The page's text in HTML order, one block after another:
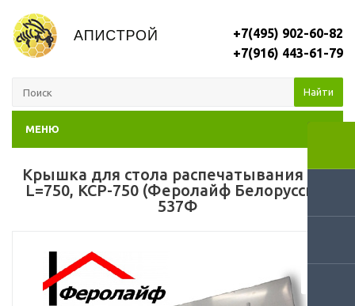
+7(495) 902-60-82
+7(916) 443-61-79
Найти
МЕНЮ
Крышка для стола распечатывания сот
L=750, КСР-750 (Феролайф Белоруссия)
537Ф